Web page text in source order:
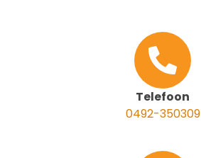
Telefoon
0492-350309